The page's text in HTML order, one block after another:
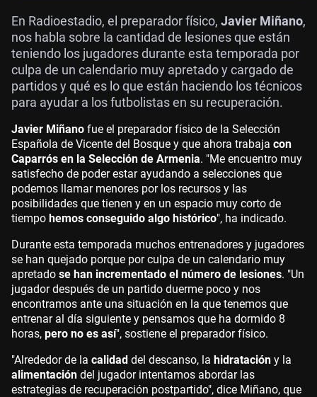
En Radioestadio, el preparador físico, Javier Miñano,
nos habla sobre la cantidad de lesiones que están
teniendo los jugadores durante esta temporada por
culpa de un calendario muy apretado y cargado de
partidos y qué es lo que están haciendo los técnicos
para ayudar a los futbolistas en su recuperación.
Javier Miñano fue el preparador físico de la Selección
Española de Vicente del Bosque y que ahora trabaja con
Caparrós en la Selección de Armenia. "Me encuentro muy
satisfecho de poder estar ayudando a selecciones que
podemos llamar menores por los recursos y las
posibilidades que tienen y en un espacio muy corto de
tiempo hemos conseguido algo histórico", ha indicado.
Durante esta temporada muchos entrenadores y jugadores
se han quejado porque por culpa de un calendario muy
apretado se han incrementado el número de lesiones. "Un
jugador después de un partido duerme poco y nos
encontramos ante una situación en la que tenemos que
entrenar al día siguiente y pensamos que ha dormido 8
horas, pero no es así", sostiene el preparador físico.
"Alrededor de la calidad del descanso, la hidratación y la
alimentación del jugador intentamos abordar las
estrategias de recuperación postpartido", dice Miñano, que